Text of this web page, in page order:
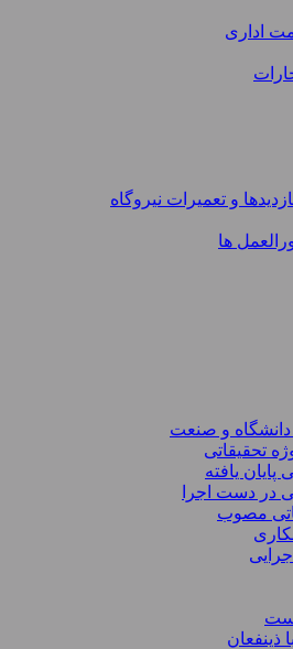
اداری
و تعمیرات نیروگاه
ها
و صنعت
تحقیقاتی
پایان یافته
در دست اجرا
مصوب
ذینفعان